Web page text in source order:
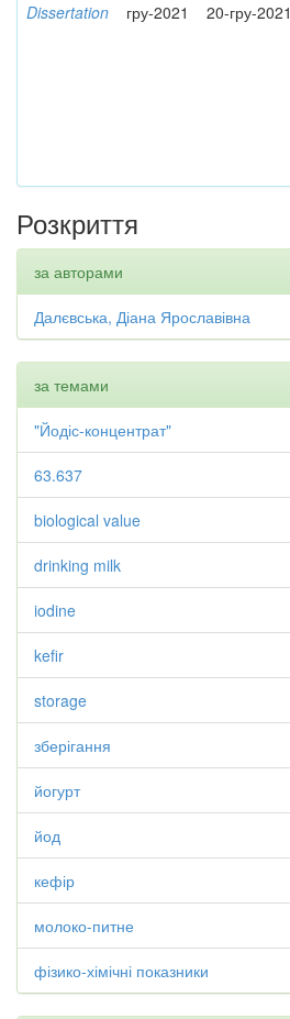
Dissertation гру-2021 20-гру-2021
Розкриття
за авторами
Далєвська, Діана Ярославівна
за темами
"Йодіс-концентрат"
63.637
biological value
drinking milk
iodine
kefir
storage
зберігання
йогурт
йод
кефір
молоко-питне
фізико-хімічні показники